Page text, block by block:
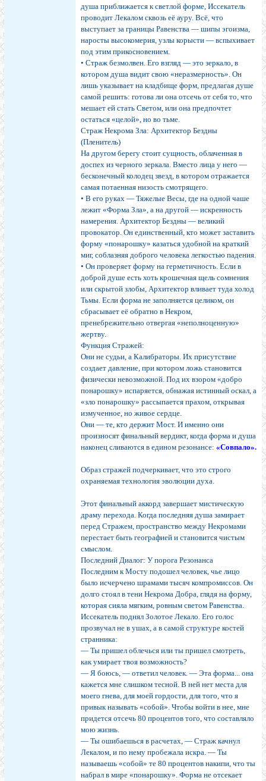
душа приближается к светлой форме, Иссекатель
проводит Лекалом сквозь её ауру. Всё, что
выступает за границы Равенства — шипы эгоизма,
наросты высокомерия, узлы корысти — вспыхивает
под этим прикосновением.
• Страж безмолвен. Его взгляд — это зеркало, в
котором душа видит свою «неразмерность». Он
лишь указывает на кладбище форм, предлагая душе
самой решить: готова ли она отсечь от себя то, что
мешает ей стать Светом, или она предпочтет
остаться «целой», но во тьме.
Страж Некрома Зла: Архитектор Бездны
(Пленитель)
На другом берегу стоит сущность, облаченная в
доспех из черного зеркала. Вместо лица у него —
бесконечный колодец звезд, в котором отражается
самая потаенная низость смотрящего.
• В его руках — Тяжелые Весы, где на одной чаше
лежит «Форма Зла», а на другой — искренность
намерения. Архитектор Бездны — великий
провокатор. Он единственный, кто может заставить
форму «понарошку» казаться удобной на краткий
миг, соблазняя доброго человека легкостью падения.
• Он проверяет форму на герметичность. Если в
доброй душе есть хоть крошечная щель сомнения
или скрытой злобы, Архитектор вливает туда холод
Тьмы. Если форма не заполняется целиком, он
сбрасывает её обратно в Некром,
пренебрежительно отвергая «неполноценную»
жертву.
Функция Стражей:
Они не судьи, а Калибраторы. Их присутствие
создает давление, при котором ложь становится
физически невозможной. Под их взором «добро
понарошку» испаряется, обнажая истинный оскал, а
«зло понарошку» рассыпается прахом, открывая
измученное, но живое сердце.
Они — те, кто держит Мост. И именно они
произносят финальный вердикт, когда форма и душа
наконец сливаются в едином резонансе: «Совпало».
Образ стражей подчеркивает, что это строго
охраняемая технология эволюции духа.
Этот финальный аккорд завершает мистическую
драму перехода. Когда последняя душа замирает
перед Стражем, пространство между Некромами
перестает быть географией и становится чистым
смыслом.
Последний Диалог: У порога Резонанса
Последним к Мосту подошел человек, чье лицо
было исчерчено шрамами тысяч компромиссов. Он
долго стоял в тени Некрома Добра, глядя на форму,
которая сияла мягким, ровным светом Равенства.
Иссекатель поднял Золотое Лекало. Его голос
прозвучал не в ушах, а в самой структуре костей
странника:
— Ты пришел облечься или ты пришел смотреть,
как умирает твоя возможность?
— Я боюсь, — ответил человек. — Эта форма... она
кажется мне слишком тесной. В ней нет места для
моего гнева, для моей гордости, для того, что я
привык называть «собой». Чтобы войти в нее, мне
придется отсечь 80 процентов того, что составляло
мою жизнь.
— Ты ошибаешься в расчетах, — Страж качнул
Лекалом, и по нему пробежала искра. — Ты
называешь «собой» те 80 процентов накипи, что ты
набрал в мире «понарошку». Форма не отсекает